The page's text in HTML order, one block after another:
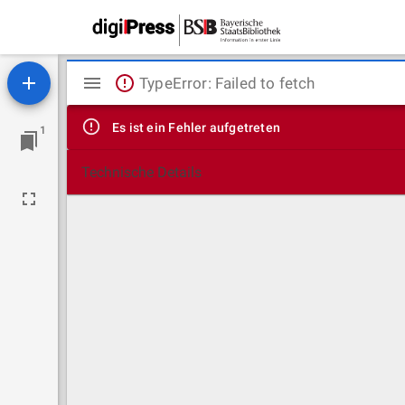
1
Mirador
Viewer
TypeError: Failed to fetch
Es ist ein Fehler aufgetreten
Technische Details